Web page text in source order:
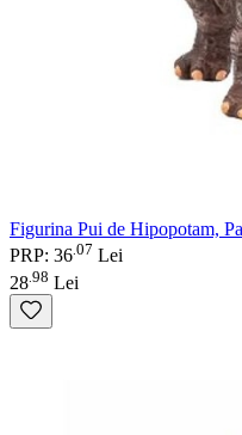
Figurina Pui de Hipopotam,
PRP: 36 07 Lei
28 98 Lei